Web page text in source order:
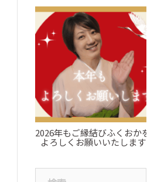
カ
イ
ブ
2026年もご縁結びふくおかを
よろしくお願いいたします